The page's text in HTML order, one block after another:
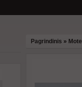
Pagrindinis »